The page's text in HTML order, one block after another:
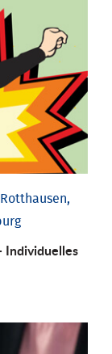
Individu­elles